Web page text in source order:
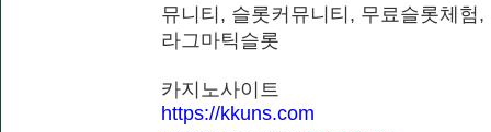
뮤니티, 슬롯커뮤니티, 무료슬롯체험
라그마틱슬롯
카지노사이트
https://kkuns.com